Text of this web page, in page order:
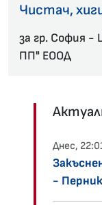
Чистач,
за гр. София -
ПП" ЕООД
Днес,
-